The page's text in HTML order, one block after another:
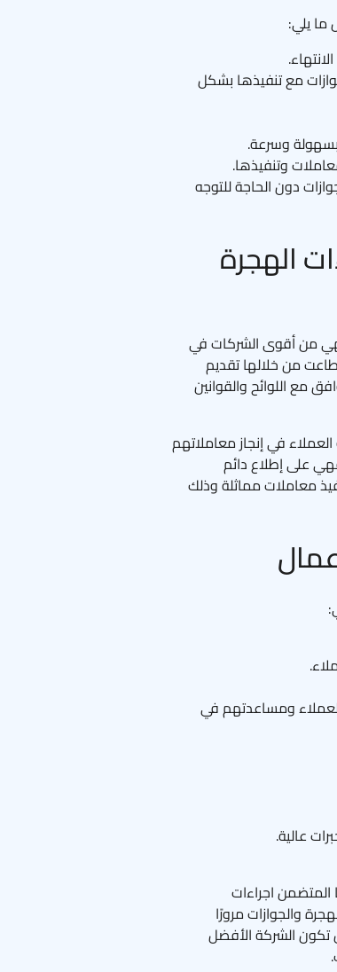
يلي:
مع تنفيذها بشكل
بسهولة وسرعة.
وتنفيذها.
دون الحاجة للتوجه
الهجرة
من أقوى الشركات في
من خلالها تقديم
مع اللوائح والقوانين
في إنجاز معاملاتهم
على إطلاع دائم
معاملات مماثلة وذلك
ومساعدتهم في
عالية.
المتضمن اجراءات
والجوازات مرورًا
الشركة الأفضل